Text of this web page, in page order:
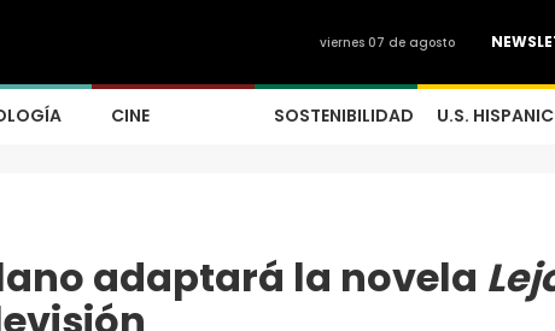
viernes 07 de agosto
CINE SOSTENIBILIDAD U.S. HISPANIC
adaptará la novela